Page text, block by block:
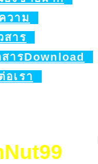
วาม
สาร
สารDownload
อเรา